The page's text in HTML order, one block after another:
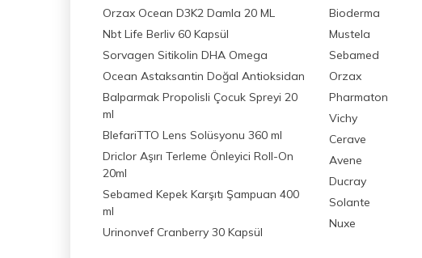
Orzax Ocean D3K2 Damla 20 ML
Nbt Life Berliv 60 Kapsül
Sorvagen Sitikolin DHA Omega
Ocean Astaksantin Doğal Antioksidan
Balparmak Propolisli Çocuk Spreyi 20
ml
BlefariTTO Lens Solüsyonu 360 ml
Driclor Aşırı Terleme Önleyici Roll-On
20ml
Sebamed Kepek Karşıtı Şampuan 400
ml
Urinonvef Cranberry 30 Kapsül
Bioderma
Mustela
Sebamed
Orzax
Pharmaton
Vichy
Cerave
Avene
Ducray
Solante
Nuxe